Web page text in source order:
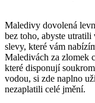
Maledivy dovolená
bez toho, abyste
slevy, které vám
Maledivách za zlomek
které disponují
vodou, si zde naplno
nezaplatili‍ celé jmění.